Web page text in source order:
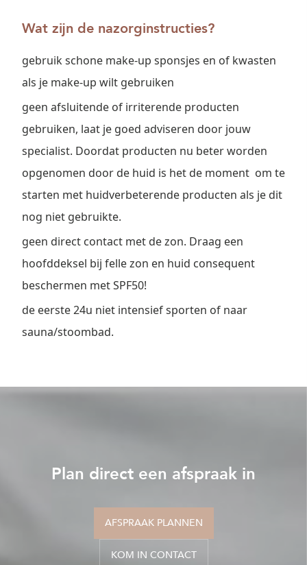
Wat zijn de nazorginstructies?
gebruik schone make-up sponsjes en of kwasten
als je make-up wilt gebruiken
geen afsluitende of irriterende producten
gebruiken, laat je goed adviseren door jouw
specialist. Doordat producten nu beter worden
opgenomen door de huid is het de moment om te
starten met huidverbeterende producten als je dit
nog niet gebruikte.
geen direct contact met de zon. Draag een
hoofddeksel bij felle zon en huid consequent
beschermen met SPF50!
de eerste 24u niet intensief sporten of naar
sauna/stoombad.
Plan direct een afspraak in
AFSPRAAK PLANNEN
KOM IN CONTACT